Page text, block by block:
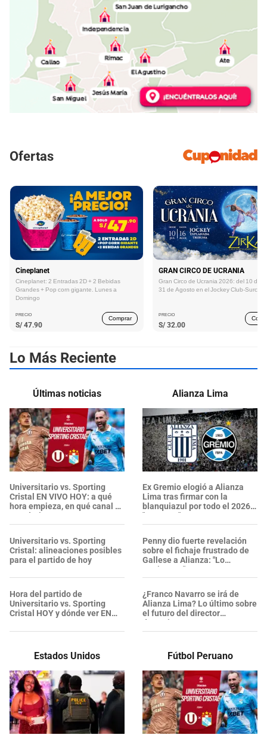
Ofertas
Cineplanet
Cineplanet: 2 Entradas 2D + 2 Bebidas
Grandes + Pop corn gigante. Lunes a
Domingo
PRECIO
S/ 47.90
Comprar
GRAN CIRCO DE UCRANIA
Gran Circo de Ucrania 2026: del 10 de
31 de Agosto en el Jockey Club-Surco
PRECIO
S/ 32.00
Lo Más Reciente
Últimas noticias
Universitario vs. Sporting
Cristal EN VIVO HOY: a qué
hora empieza, en qué canal y
pronóstico
Universitario vs. Sporting
Cristal: alineaciones posibles
para el partido de hoy
Hora del partido de
Universitario vs. Sporting
Cristal HOY y dónde ver EN
Alianza Lima
Ex Gremio elogió a Alianza
Lima tras firmar con la
blanquiazul por todo el 2026:
"Proyecto"
Penny dio fuerte revelación
sobre el fichaje frustrado de
Gallese a Alianza: "Lo
metieron..."
¿Franco Navarro se irá de
Alianza Lima? Lo último sobre
el futuro del director
deportivo
Estados Unidos Fútbol Peruano